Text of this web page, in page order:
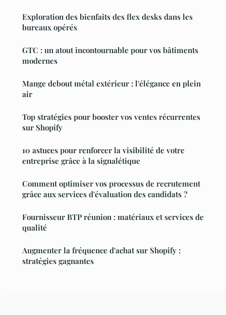
Exploration des bienfaits des flex desks dans les
bureaux opérés
GTC : un atout incontournable pour vos bâtiments
modernes
Mange debout métal extérieur : l'élégance en plein
air
Top stratégies pour booster vos ventes récurrentes
sur Shopify
10 astuces pour renforcer la visibilité de votre
entreprise grâce à la signalétique
Comment optimiser vos processus de recrutement
grâce aux services d'évaluation des candidats ?
Fournisseur BTP réunion : matériaux et services de
qualité
Augmenter la fréquence d'achat sur Shopify :
stratégies gagnantes